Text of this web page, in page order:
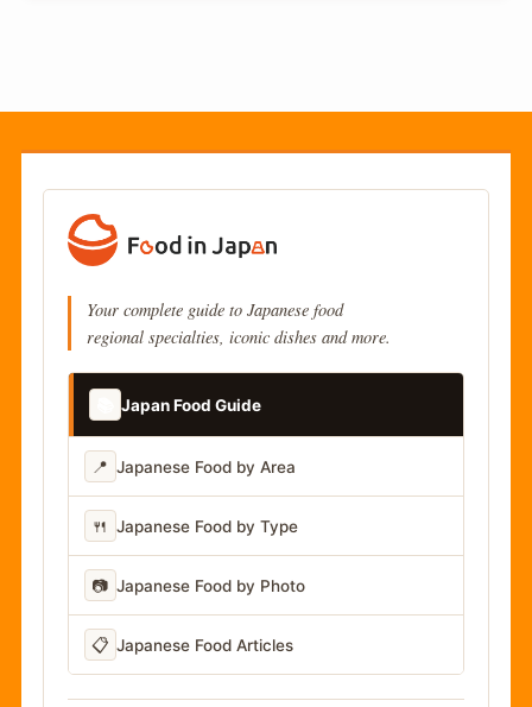
Your complete guide to Japanese food
regional specialties, iconic dishes and more.
Japan Food Guide
📍 Japanese Food by Area
🍴 Japanese Food by Type
📷 Japanese Food by Photo
📋 Japanese Food Articles